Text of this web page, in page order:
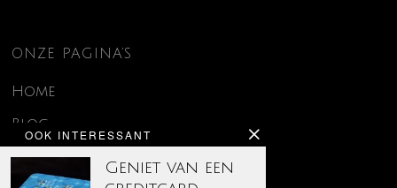
OOK INTERESSANT
Geniet van een
ONZE PAGINA’S
Home
Blog
Contact